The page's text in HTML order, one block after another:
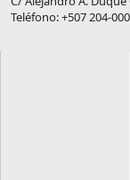
Teléfono: +507 204-